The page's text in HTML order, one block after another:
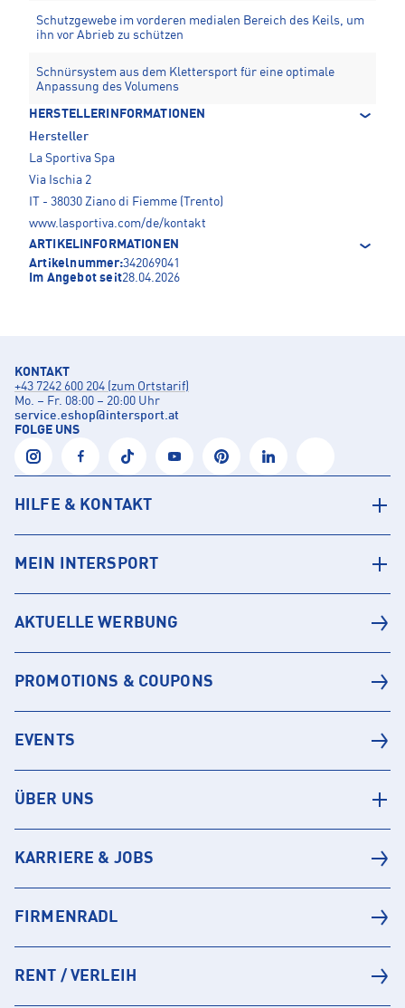
Schutzgewebe im vorderen medialen Bereich des Keils, um
ihn vor Abrieb zu schützen
Schnürsystem aus dem Klettersport für eine optimale
Anpassung des Volumens
HERSTELLERINFORMATIONEN
Hersteller
La Sportiva Spa
Via Ischia 2
IT - 38030 Ziano di Fiemme (Trento)
www.lasportiva.com/de/kontakt
ARTIKELINFORMATIONEN
Artikelnummer:342069041
Im Angebot seit28.04.2026
KONTAKT
+43 7242 600 204 (zum Ortstarif)
Mo. – Fr. 08:00 – 20:00 Uhr
service.eshop@intersport.at
FOLGE UNS
HILFE & KONTAKT
MEIN INTERSPORT
AKTUELLE WERBUNG
PROMOTIONS & COUPONS
EVENTS
ÜBER UNS
KARRIERE & JOBS
FIRMENRADL
RENT / VERLEIH